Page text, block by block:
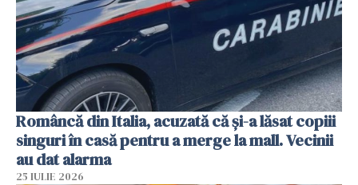
Româncă din Italia, acuzată că și-a lăsat copiii
singuri în casă pentru a merge la mall. Vecinii
au dat alarma
25 IULIE 2026